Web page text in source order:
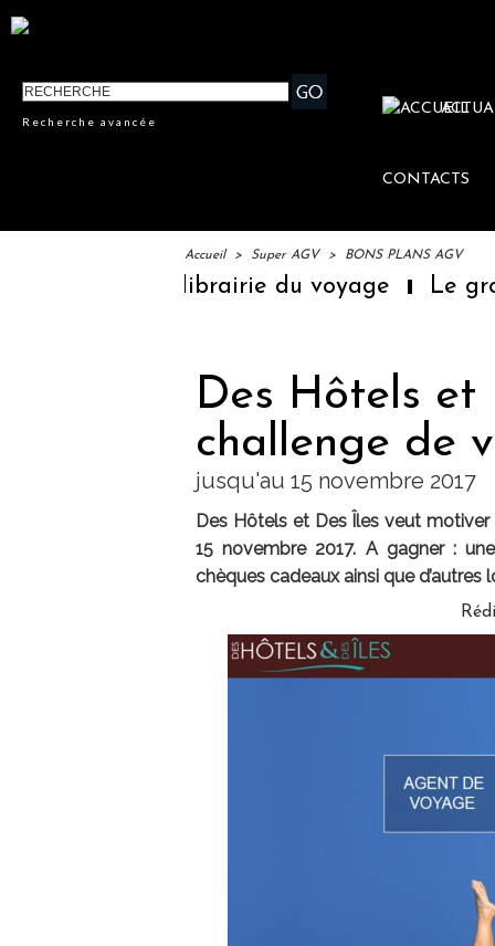
Recherche avancée
CONTACTS
Accueil > Super AGV > BONS PLANS AGV
librairie du voyage Le groupe
Des Hôtels et
challenge de
jusqu'au 15 novembre 2017
Des Hôtels et Des Îles veut
15 novembre 2017. A gagner :
chèques cadeaux ainsi que d’autres